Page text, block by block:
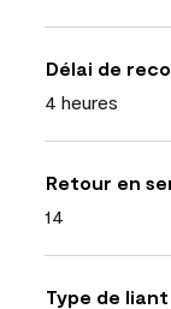
Délai de
4 heures
Retour en
14
Type de